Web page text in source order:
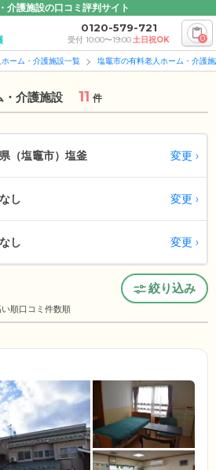
介護施設の口コミ評判サイト
0120-579-721
受付 10:00〜19:00土日祝OK 0
ーム・介護施設一覧 塩竈市の有料老人ホーム・介護
・介護施設 11 件
（塩竈市） 塩釜 変更
し 変更
し 変更
絞り込み
順口コミ件数順